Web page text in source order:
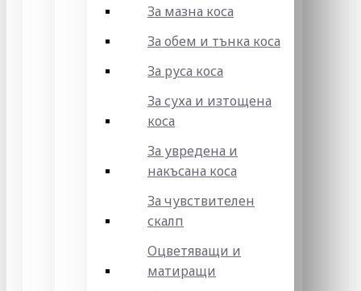
За мазна коса
За обем и тънка коса
За руса коса
За суха и изтощена
коса
За увредена и
накъсана коса
За чувствителен
скалп
Оцветяващи и
матиращи